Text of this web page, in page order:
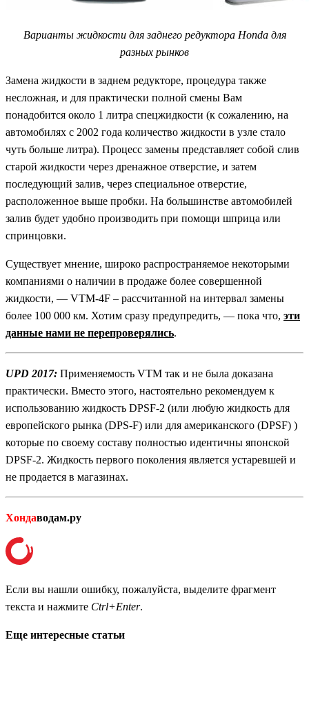
Варианты жидкости для заднего редуктора Honda для
разных рынков
Замена жидкости в заднем редукторе, процедура также
несложная, и для практически полной смены Вам
понадобится около 1 литра спецжидкости (к сожалению, на
автомобилях с 2002 года количество жидкости в узле стало
чуть больше литра). Процесс замены представляет собой слив
старой жидкости через дренажное отверстие, и затем
последующий залив, через специальное отверстие,
расположенное выше пробки. На большинстве автомобилей
залив будет удобно производить при помощи шприца или
спринцовки.
Существует мнение, широко распространяемое некоторыми
компаниями о наличии в продаже более совершенной
жидкости, — VTM-4F – рассчитанной на интервал замены
более 100 000 км. Хотим сразу предупредить, — пока что, эти
данные нами не перепроверялись.
UPD 2017: Применяемость VTM так и не была доказана
практически. Вместо этого, настоятельно рекомендуем к
использованию жидкость DPSF-2 (или любую жидкость для
европейского рынка (DPS-F) или для американского (DPSF) )
которые по своему составу полностью идентичны японской
DPSF-2. Жидкость первого поколения является устаревшей и
не продается в магазинах.
Хондаводам.ру
Если вы нашли ошибку, пожалуйста, выделите фрагмент
текста и нажмите Ctrl+Enter.
Еще интересные статьи